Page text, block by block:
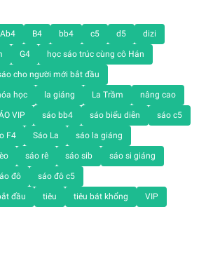
Ab4 B4 bb4 c5 d5 dizi
G4 học sáo trúc cùng cô Hán
cho người mới bắt đầu
học la giáng La Trầm nâng cao
VIP sáo bb4 sáo biểu diễn sáo c5
F4 Sáo La sáo la giáng
sáo rê sáo sib sáo si giáng
đô sáo đô c5
đầu tiêu tiêu bát khổng VIP